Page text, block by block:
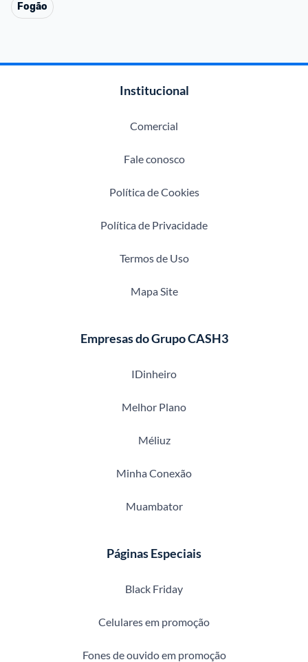
Fogão
Institucional
Comercial
Fale conosco
Política de Cookies
Política de Privacidade
Termos de Uso
Mapa Site
Empresas do Grupo CASH3
IDinheiro
Melhor Plano
Méliuz
Minha Conexão
Muambator
Páginas Especiais
Black Friday
Celulares em promoção
Fones de ouvido em promoção